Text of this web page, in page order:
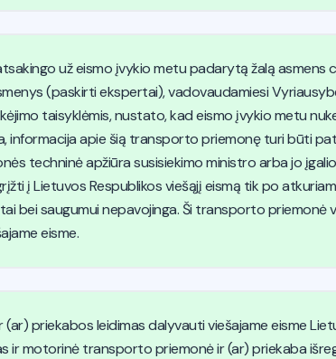
už eismo įvykio metu padarytą žalą
(paskirti ekspertai), vadovaudamiesi
taisyklėmis, nustato, kad eismo įvykio metu
informacija apie šią transporto priemonę turi būti
techninė apžiūra susisiekimo ministro arba jo
į Lietuvos Respublikos viešąjį eismą tik po
bei saugumui nepavojinga. Ši transporto
eisme.
priekabos leidimas dalyvauti viešajame eisme
ir motorinė transporto priemonė ir (ar) priekaba